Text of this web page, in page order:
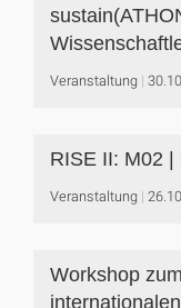
Veranstaltung
RISE II: M02 |
Veranstaltung
Workshop